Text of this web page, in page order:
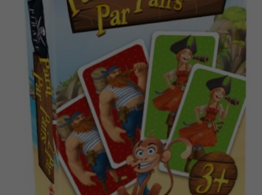
Böcker
Arkiverade produkter
Applikationer
Dansk
Norsk